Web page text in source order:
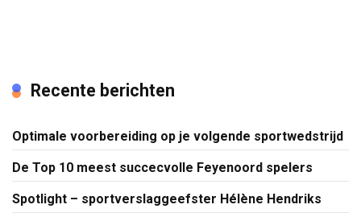
Recente berichten
Optimale voorbereiding op je volgende sportwedstrijd
De Top 10 meest succecvolle Feyenoord spelers
Spotlight – sportverslaggeefster Hélène Hendriks